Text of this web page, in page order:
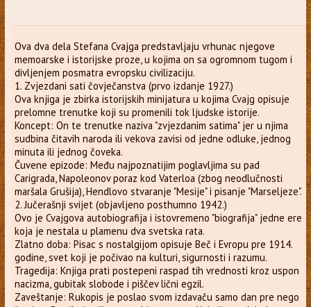
Ova dva dela Stefana Cvajga predstavljaju vrhunac njegove
memoarske i istorijske proze, u kojima on sa ogromnom tugom i
divljenjem posmatra evropsku civilizaciju.
1. Zvjezdani sati čovječanstva (prvo izdanje 1927.)
Ova knjiga je zbirka istorijskih minijatura u kojima Cvajg opisuje
prelomne trenutke koji su promenili tok ljudske istorije.
Koncept: On te trenutke naziva "zvjezdanim satima" jer u njima
sudbina čitavih naroda ili vekova zavisi od jedne odluke, jednog
minuta ili jednog čoveka.
Čuvene epizode: Među najpoznatijim poglavljima su pad
Carigrada, Napoleonov poraz kod Vaterloa (zbog neodlučnosti
maršala Grušija), Hendlovo stvaranje "Mesije" i pisanje "Marseljeze".
2. Jučerašnji svijet (objavljeno posthumno 1942.)
Ovo je Cvajgova autobiografija i istovremeno "biografija" jedne ere
koja je nestala u plamenu dva svetska rata.
Zlatno doba: Pisac s nostalgijom opisuje Beč i Evropu pre 1914.
godine, svet koji je počivao na kulturi, sigurnosti i razumu.
Tragedija: Knjiga prati postepeni raspad tih vrednosti kroz uspon
nacizma, gubitak slobode i piščev lični egzil.
Zaveštanje: Rukopis je poslao svom izdavaču samo dan pre nego